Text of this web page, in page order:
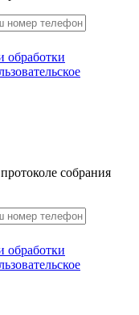
обработки
собрания
обработки